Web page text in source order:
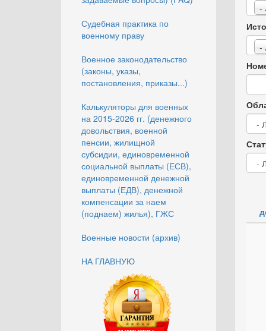
Судебная практика по
военному праву
Военное законодательство
(законы, указы,
постановления, приказы...)
Калькуляторы для военных
на 2015-2026 гг. (денежного
довольствия, военной
пенсии, жилищной
субсидии, единовременной
социальной выплаты (ЕСВ),
единовременной денежной
выплаты (ЕДВ), денежной
компенсации за наем
(поднаем) жилья), ГЖС
Военные новости (архив)
НА ГЛАВНУЮ
-
-